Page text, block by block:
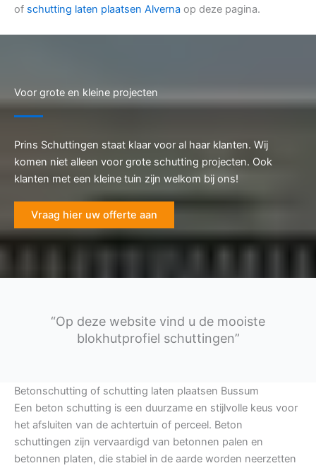
of schutting laten plaatsen Alverna op deze pagina.
Voor grote en kleine projecten
Prins Schuttingen staat klaar voor al haar klanten. Wij
komen niet alleen voor grote schutting projecten. Ook
klanten met een kleine tuin zijn welkom bij ons!
Vraag hier uw offerte aan
“Op deze website vind u de mooiste
blokhutprofiel schuttingen”
Betonschutting of schutting laten plaatsen Bussum
Een beton schutting is een duurzame en stijlvolle keus voor
het afsluiten van de achtertuin of perceel. Beton
schuttingen zijn vervaardigd van betonnen palen en
betonnen platen, die stabiel in de aarde worden neerzetten